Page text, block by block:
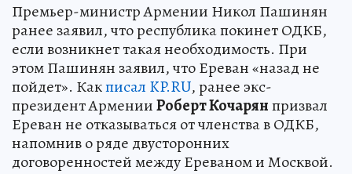
Премьер-министр Армении Никол Пашинян
ранее заявил, что республика покинет ОДКБ,
если возникнет такая необходимость. При
этом Пашинян заявил, что Ереван «назад не
пойдет». Какписал KP.RU, ранее экс-
президент АрменииРоберт Кочарянпризвал
Ереван не отказываться от членства в ОДКБ,
напомнив о ряде двусторонних
договоренностей между Ереваном и Москвой.